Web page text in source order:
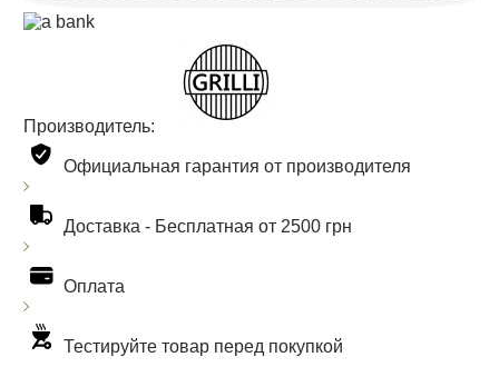
Производитель:
Официальная гарантия от производителя
Доставка - Бесплатная от 2500 грн
Оплата
Тестируйте товар перед покупкой